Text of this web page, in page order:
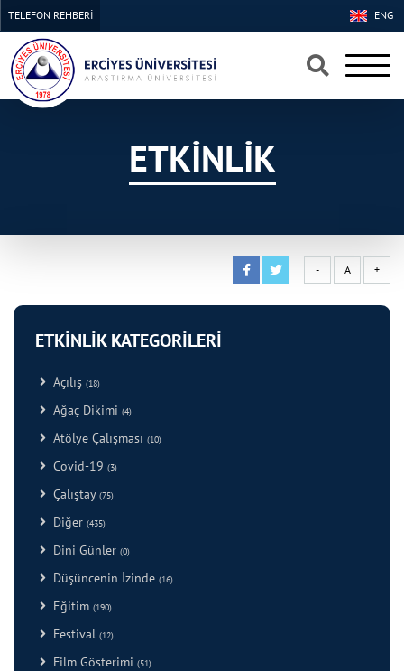
ENG
TELEFON REHBERİ
ETKİNLİK
- A +
ETKİNLİK KATEGORİLERİ
Açılış (18)
Ağaç Dikimi (4)
Atölye Çalışması (10)
Covid-19 (3)
Çalıştay (75)
Diğer (435)
Dini Günler (0)
Düşüncenin İzinde (16)
Eğitim (190)
Festival (12)
Film Gösterimi (51)